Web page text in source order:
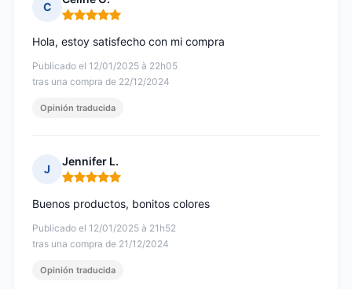
C
Nota: 5 de 5
Publicado el 12/01/2025 à 22h05
tras una compra de 22/12/2024
Hola, estoy satisfecho con mi compra
Opinión traducida
J
Jennifer L.
Nota: 5 de 5
Publicado el 12/01/2025 à 21h52
tras una compra de 21/12/2024
Buenos productos, bonitos colores
Opinión traducida